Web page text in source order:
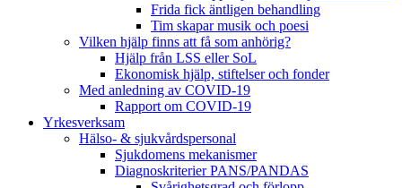
Frida fick äntligen behandling
Tim skapar musik och poesi
Vilken hjälp finns att få som anhörig?
Hjälp från LSS eller SoL
Ekonomisk hjälp, stiftelser och fonder
Med anledning av COVID-19
Rapport om COVID-19
Yrkesverksam
Hälso- & sjukvårdspersonal
Sjukdomens mekanismer
Diagnoskriterier PANS/PANDAS